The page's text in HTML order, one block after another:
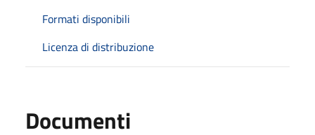
Formati disponibili
Licenza di distribuzione
Documenti